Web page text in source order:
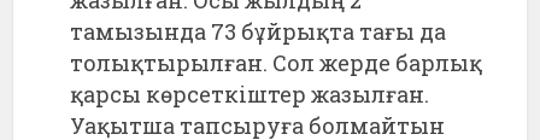
тамызында 73 бұйрықта тағы да
толықтырылған. Сол жерде барлық
қарсы көрсеткіштер жазылған.
Уақытша тапсыруға болмайтын